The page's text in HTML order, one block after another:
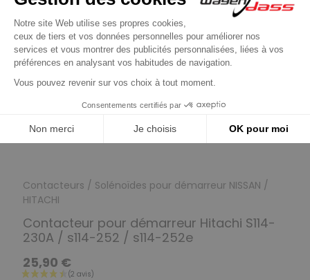
Contacteurs / Solénoïdes pour démarreur NISSAN /
HITACHI
Contacteur pour démarreur Hitachi S114-
230A / s114-252 / s114-252e
25,90 €